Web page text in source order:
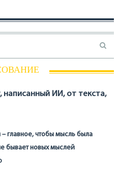
написанный ИИ, от текста,
главное, чтобы мысль была
бывает новых мыслей